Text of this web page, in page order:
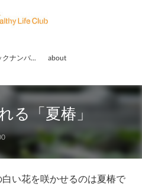
Lifeバックナンバー about
る「夏椿」
い花を咲かせるのは夏椿で